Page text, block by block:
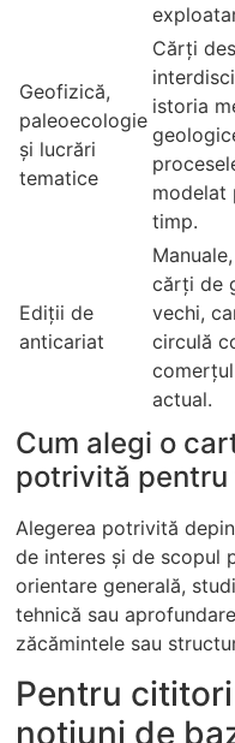
Geofizică,
paleoecologie
și lucrări
tematice
Cărți
istoria
modelat
timp.
Ediții de
anticariat
cărți de
vechi,
circulă
actual.
Cum alegi o
potrivită pentru
Alegerea potrivită
de interes și de scopul
orientare generală,
tehnică sau
zăcămintele sau
Pentru
noțiuni de